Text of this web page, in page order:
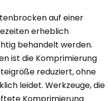
auf einer
erheblich
behandelt werden.
ist die Komprimierung
reduziert, ohne
leidet. Werkzeuge, die